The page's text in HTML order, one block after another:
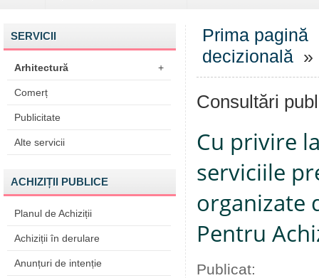
SERVICII
Arhitectură +
Comerț
Publicitate
Alte servicii
ACHIZIȚII PUBLICE
Planul de Achiziții
Achiziții în derulare
Anunțuri de intenție
Prima pagină
decizională »
Consultări
Cu privire
serviciile
organizate
Pentru
Publicat: